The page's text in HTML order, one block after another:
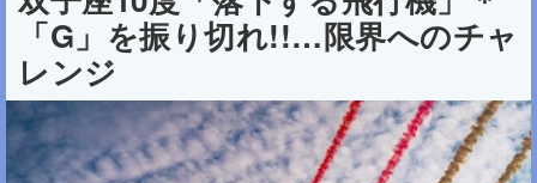
「G」を振り切れ!!…限界へのチャ
レンジ